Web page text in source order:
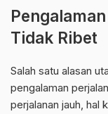
Tidak Ribet
Salah satu alasan
pengalaman
perjalanan jauh, hal